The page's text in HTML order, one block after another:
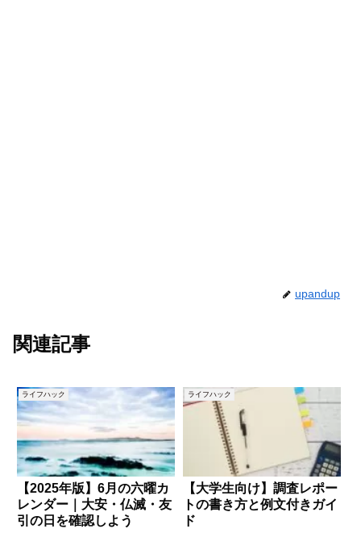
upandup
関連記事
ライフハック
【2025年版】6月の六曜カ
レンダー｜大安・仏滅・友
引の日を確認しよう
ライフハック
【大学生向け】調査レポー
トの書き方と例文付きガイ
ド